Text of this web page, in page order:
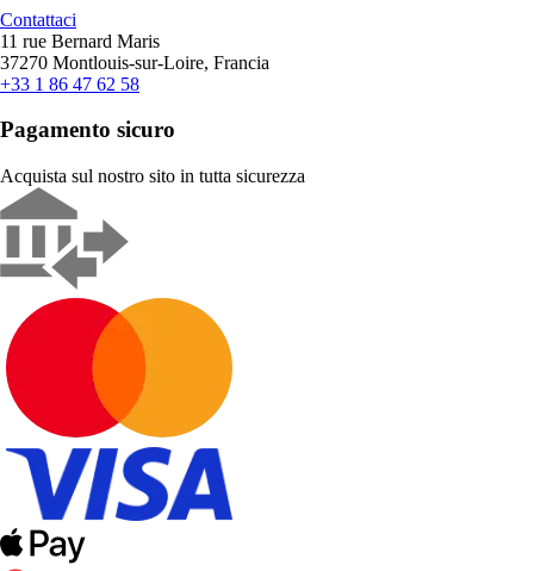
Contattaci
11 rue Bernard Maris
37270 Montlouis-sur-Loire, Francia
+33 1 86 47 62 58
Pagamento sicuro
Acquista sul nostro sito in tutta sicurezza